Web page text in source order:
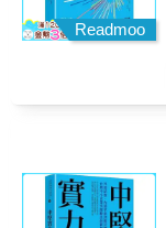
Readmoo